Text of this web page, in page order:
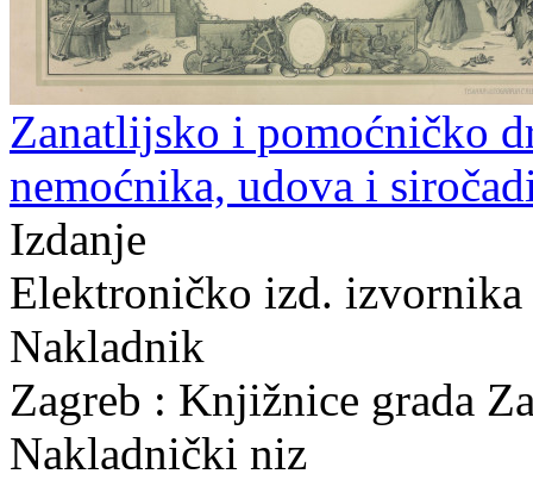
Zanatlijsko i pomoćničko
nemoćnika, udova i
Izdanje
Elektroničko izd.
Nakladnik
Zagreb : Knjižnice grada
Nakladnički niz